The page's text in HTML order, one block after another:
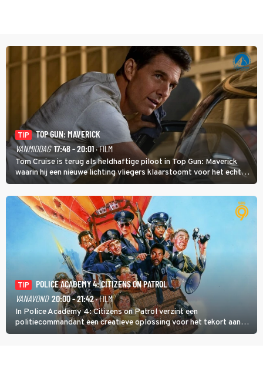
TIP
TOP GUN: MAVERICK
VANMIDDAG 17:48 - 20:01· FILM
Tom Cruise is terug als heldhaftige piloot in Top Gun: Maverick
waarin hij een nieuwe lichting vliegers klaarstoomt voor het echte
werk.
TIP
POLICE ACADEMY 4: CITIZENS ON PATROL
VANAVOND 20:00 - 21:42· FILM
In Police Academy 4: Citizens on Patrol verzint een
politiecommandant een creatieve oplossing voor het tekort aan
agenten.